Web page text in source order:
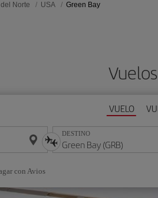
Norte USA Green Bay
VUELO
DESTINO
con Avios